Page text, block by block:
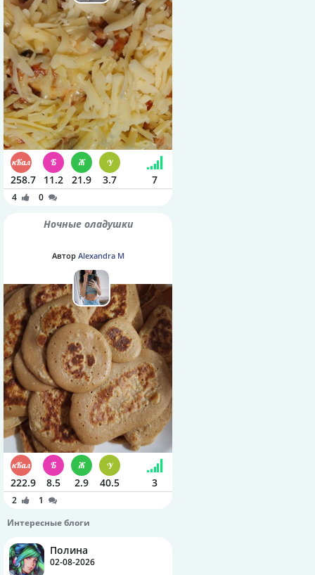
258.7 11.2 21.9 3.7 7
4 0
Ночные оладушки
Автор Alexandra M
222.9 8.5 2.9 40.5 3
2
1
Интересные блоги
Полина
02-08-2026